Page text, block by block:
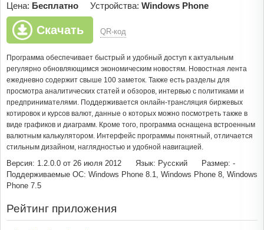
Цена: Бесплатно Устройства: Windows Phone
Скачать QR-код
Программа обеспечивает быстрый и удобный доступ к актуальным
регулярно обновляющимся экономическим новостям. Новостная лента
ежедневно содержит свыше 100 заметок. Также есть разделы для
просмотра аналитических статей и обзоров, интервью с политиками и
предпринимателями. Поддерживается онлайн-трансляция биржевых
котировок и курсов валют, данные о которых можно посмотреть также в
виде графиков и диаграмм. Кроме того, программа оснащена встроенным
валютным калькулятором. Интерфейс программы понятный, отличается
стильным дизайном, наглядностью и удобной навигацией.
Версия: 1.2.0.0 от 26 июля 2012 Язык: Русский
Размер: -
Поддерживаемые ОС: Windows Phone 8.1, Windows Phone 8, Windows
Phone 7.5
Рейтинг приложения